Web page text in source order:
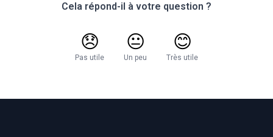
Cela répond-il à votre question ?
😞
Pas utile
😐
Un peu
😊
Très utile